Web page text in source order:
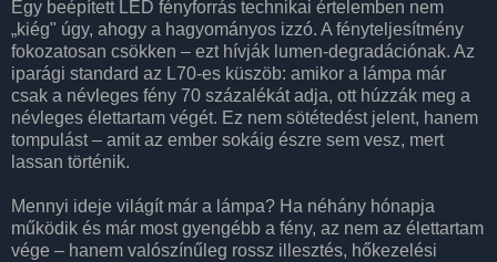
Egy beépített LED fényforrás technikai értelemben nem
„kiég" úgy, ahogy a hagyományos izzó. A fényteljesítmény
fokozatosan csökken – ezt hívják lumen-degradációnak. Az
iparági standard az L70-es küszöb: amikor a lámpa már
csak a névleges fény 70 százalékát adja, ott húzzák meg a
névleges élettartam végét. Ez nem sötétedést jelent, hanem
tompulást – amit az ember sokáig észre sem vesz, mert
lassan történik.
Mennyi ideje világít már a lámpa? Ha néhány hónapja
működik és már most gyengébb a fény, az nem az élettartam
vége – hanem valószínűleg rossz illesztés, hőkezelési